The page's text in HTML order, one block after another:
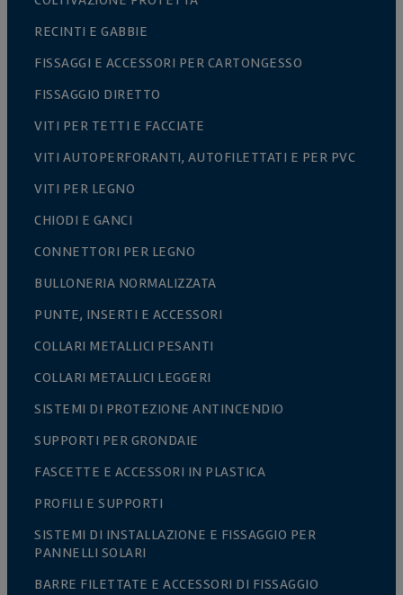
RECINTI E GABBIE
FISSAGGI E ACCESSORI PER CARTONGESSO
FISSAGGIO DIRETTO
VITI PER TETTI E FACCIATE
VITI AUTOPERFORANTI, AUTOFILETTATI E PER PVC
VITI PER LEGNO
CHIODI E GANCI
CONNETTORI PER LEGNO
BULLONERIA NORMALIZZATA
PUNTE, INSERTI E ACCESSORI
COLLARI METALLICI PESANTI
COLLARI METALLICI LEGGERI
SISTEMI DI PROTEZIONE ANTINCENDIO
SUPPORTI PER GRONDAIE
FASCETTE E ACCESSORI IN PLASTICA
PROFILI E SUPPORTI
SISTEMI DI INSTALLAZIONE E FISSAGGIO PER
PANNELLI SOLARI
BARRE FILETTATE E ACCESSORI DI FISSAGGIO